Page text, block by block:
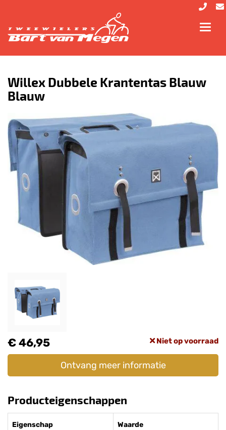
Willex Dubbele Krantentas Blauw
Blauw
€ 46,95 Niet op voorraad
Ontvang meer informatie
Producteigenschappen
Eigenschap Waarde